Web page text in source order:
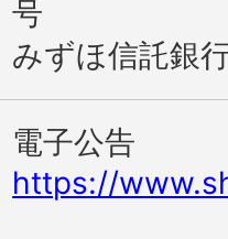
号
みずほ信託銀
電子公告
https://